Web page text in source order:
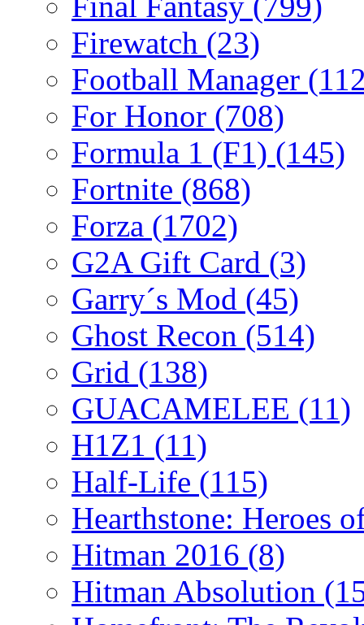
Firewatch (23)
Football Manager
For Honor (708)
Formula 1 (F1) (145)
Fortnite (868)
Forza (1702)
G2A Gift Card (3)
Garry´s Mod (45)
Ghost Recon (514)
Grid (138)
GUACAMELEE (11)
H1Z1 (11)
Half-Life (115)
Hearthstone: Heroes
Hitman 2016 (8)
Hitman Absolution